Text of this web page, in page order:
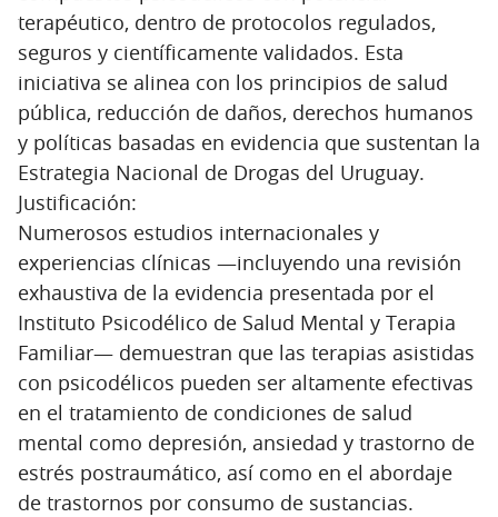
terapéutico, dentro de protocolos regulados,
seguros y científicamente validados. Esta
iniciativa se alinea con los principios de salud
pública, reducción de daños, derechos humanos
y políticas basadas en evidencia que sustentan la
Estrategia Nacional de Drogas del Uruguay.
Justificación:
Numerosos estudios internacionales y
experiencias clínicas —incluyendo una revisión
exhaustiva de la evidencia presentada por el
Instituto Psicodélico de Salud Mental y Terapia
Familiar— demuestran que las terapias asistidas
con psicodélicos pueden ser altamente efectivas
en el tratamiento de condiciones de salud
mental como depresión, ansiedad y trastorno de
estrés postraumático, así como en el abordaje
de trastornos por consumo de sustancias.